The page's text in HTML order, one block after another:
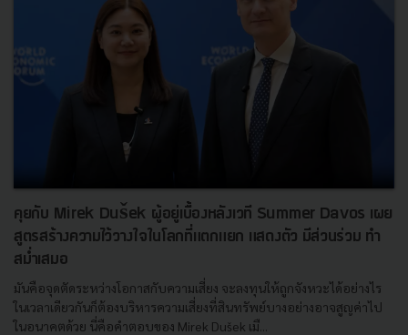
คุยกับ Mirek Dušek ผู้อยู่เบื้องหลังเวที Summer Davos เผย
สูตรสร้างความไว้วางใจในโลกที่แตกแยก แสดงตัว มีส่วนร่วม ทำ
สม่ำเสมอ
มันคือจุดตัดระหว่างโอกาสกับความเสี่ยง จะลงทุนให้ถูกจังหวะได้อย่างไร
ในเวลาเดียวกันก็ต้องบริหารความเสี่ยงที่สินทรัพย์บางอย่างอาจสูญค่าไป
ในอนาคตด้วย นี่คือคำตอบของ Mirek Dušek เมื...